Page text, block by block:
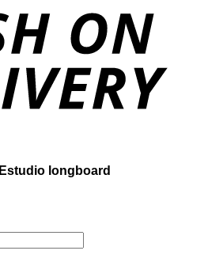
Estudio longboard